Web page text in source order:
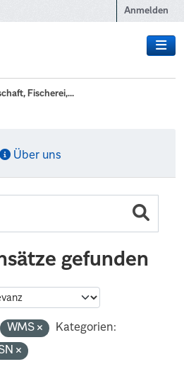
Anmelden
Fischerei,...
Über uns
gefunden
WMS
Kategorien: